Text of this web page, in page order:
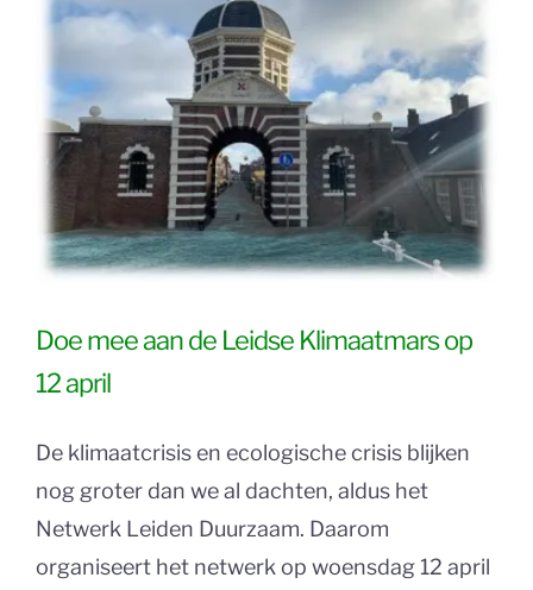
Doe mee aan de Leidse Klimaatmars op
12 april
De klimaatcrisis en ecologische crisis blijken
nog groter dan we al dachten, aldus het
Netwerk Leiden Duurzaam. Daarom
organiseert het netwerk op woensdag 12 april